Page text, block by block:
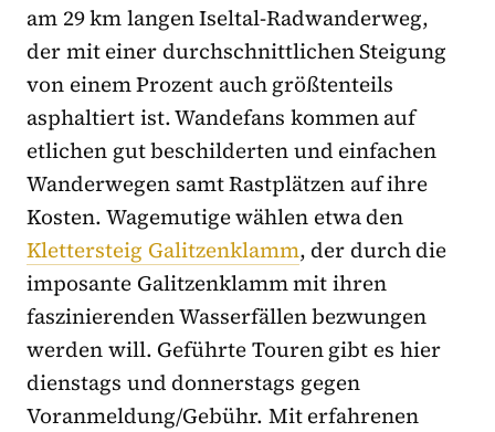
am 29 km langen Iseltal-Radwanderweg,
der mit einer durchschnittlichen Steigung
von einem Prozent auch größtenteils
asphaltiert ist. Wandefans kommen auf
etlichen gut beschilderten und einfachen
Wanderwegen samt Rastplätzen auf ihre
Kosten. Wagemutige wählen etwa den
Klettersteig Galitzenklamm, der durch die
imposante Galitzenklamm mit ihren
faszinierenden Wasserfällen bezwungen
werden will. Geführte Touren gibt es hier
dienstags und donnerstags gegen
Voranmeldung/Gebühr. Mit erfahrenen